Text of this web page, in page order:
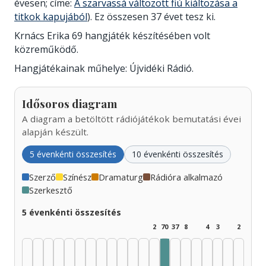
évesen; címe: A szarvassá változott fiú kiáltozása a
titkok kapujából). Ez összesen 37 évet tesz ki.
Krnács Erika 69 hangjáték készítésében volt
közreműködő.
Hangjátékainak műhelye: Újvidéki Rádió.
Idősoros diagram
A diagram a betöltött rádiójátékok bemutatási évei
alapján készült.
5 évenkénti összesítés 10 évenkénti összesítés
Szerző Színész Dramaturg
Rádióra alkalmazó
Szerkesztő
5 évenkénti összesítés
2 70 37 8 4 3 2